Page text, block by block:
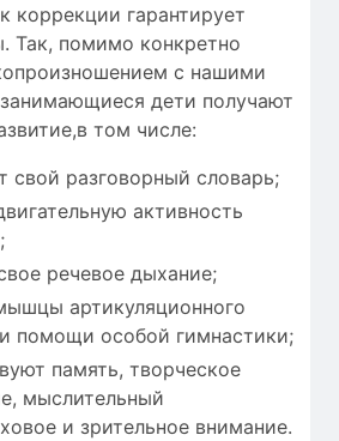
коррекции гарантирует
Так, помимо конкретно
с нашими
дети получают
том числе:
свой разговорный словарь;
активность
речевое дыхание;
артикуляционного
помощи особой гимнастики;
память, творческое
мыслительный
и зрительное внимание.